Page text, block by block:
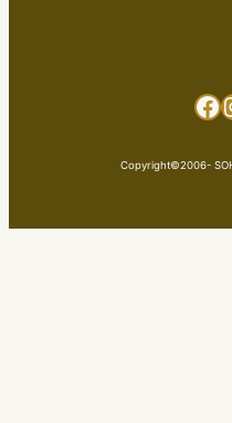
Copyright©2006-